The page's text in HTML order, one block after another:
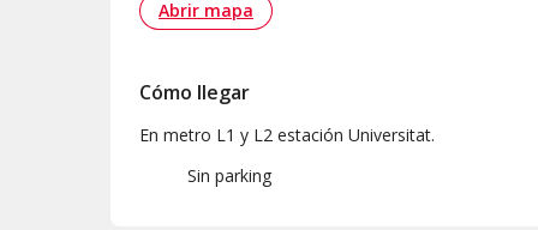
Abrir mapa
Cómo llegar
En metro L1 y L2 estación Universitat.
Sin parking